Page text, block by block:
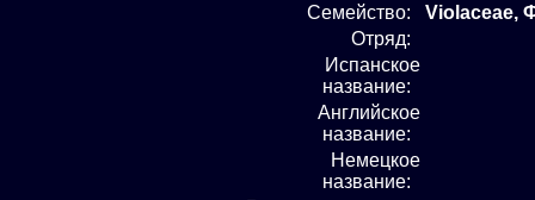
Семейство:
Violaceae,
Отряд:
Испанское
название:
Английское
название:
Немецкое
название: